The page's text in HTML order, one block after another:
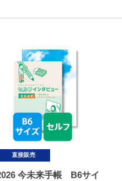
直接販売
今未来手帳 B6サイ